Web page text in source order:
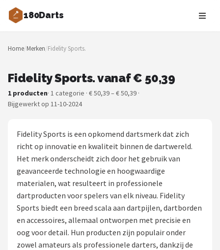
180Darts
Zoeken
NAVIGATIE
Merken
Dartspelers
Toernooien
Spelregels
Uitgooilijst
Dartshop
Home/Merken/Fidelity Sports.
Fidelity Sports. vanaf € 50,39
1 producten· 1 categorie · € 50,39 – € 50,39 ·
Bijgewerkt op 11-10-2024
Fidelity Sports is een opkomend dartsmerk dat zich
richt op innovatie en kwaliteit binnen de dartwereld.
Het merk onderscheidt zich door het gebruik van
geavanceerde technologie en hoogwaardige
materialen, wat resulteert in professionele
dartproducten voor spelers van elk niveau. Fidelity
Sports biedt een breed scala aan dartpijlen, dartborden
en accessoires, allemaal ontworpen met precisie en
oog voor detail. Hun producten zijn populair onder
zowel amateurs als professionele darters, dankzij de